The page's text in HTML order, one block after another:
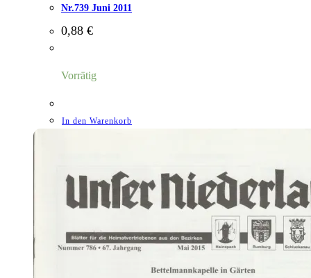
Nr.739 Juni 2011
0,88 €
Vorrätig
In den Warenkorb